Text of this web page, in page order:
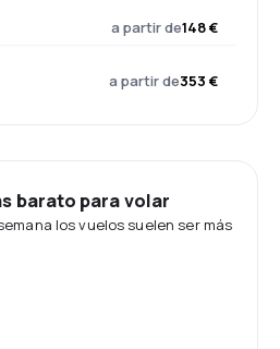
a partir de148 €
a partir de353 €
barato para volar
los vuelos suelen ser más